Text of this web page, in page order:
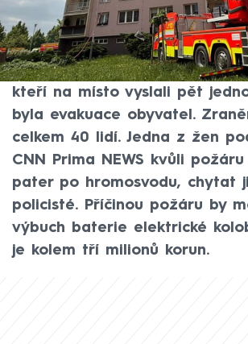
Požár ve středu odpoledne
sedmém patře panelového
Ostravě-Dubině. Informovali o
kteří na místo vyslali pět
byla evakuace obyvatel.
celkem 40 lidí. Jedna z žen
CNN Prima NEWS kvůli
pater po hromosvodu, chytat
policisté. Příčinou požáru by
výbuch baterie elektrické
je kolem tří milionů korun.